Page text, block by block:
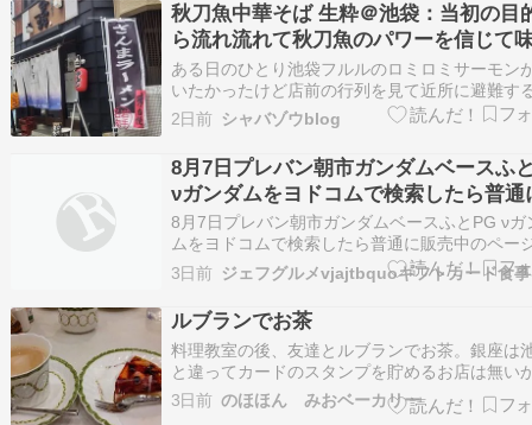
秋刀魚中華そば 生粋＠池袋：当初の目
ら流れ流れて秋刀魚のパワーを信じて
ってみたりして
ある日のひとり池袋フルルのロミロミサーモン
いたかったけど店前の行列を見て近所に避難す
いう始末さて20分ほど麻婆で飲って外に出て時
にも14時過ぎぐらいだったしある程度待ちも解
てるだろうなぁと思って店前を見るとさっきよ
が伸びてるというね(꒪꒫꒪")ｶﾞｰﾝ待ってた…
2日前 シャバゾウblog
8月7日プレバン朝市ガンダムベースふ
νガンダムをヨドコムで検索したら普通
売中のページ出て来た 再販品なんて殆
ットの方にページないのに ついでにア
ゼウスもヨドコムで買えるみたいだ ま
ス、Ξ、メッサーが広範囲に置いてある
な... そらネットの方でも買えるように
8月7日プレバン朝市ガンダムベースふとPG νガ
ムをヨドコムで検索したら普通に販売中のペー
て来た 再販品なんて殆どネットの方にページな
に ついでにアリュゼウスもヨドコムで買えるみ
だ まぁ池袋とか行くと尋常じゃない量のアリュ
ス、Ξ、メッサーが広範囲に置いてある…
3日前
ルブランでお茶
料理教室の後、友達とルブランでお茶。銀座は
と違ってカードのスタンプを貯めるお店は無い
あちこちのお店に行っている。今回は近場で良
～と。またしてもベリーのタルト。ここに来る
3日前 のほほん みおベーカリー